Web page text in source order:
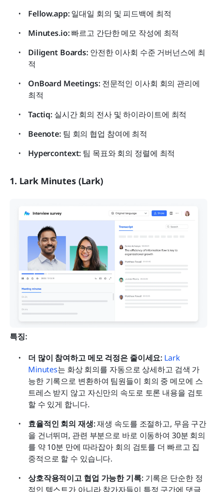
Fellow.app: 일대일 회의 및 피드백에 최적
Minutes.io: 빠르고 간단한 메모 작성에 최적
Diligent Boards: 안전한 이사회 수준 거버넌스에 최
적
OnBoard Meetings: 전문적인 이사회 회의 관리에
최적
Tactiq: 실시간 회의 전사 및 하이라이트에 최적
Beenote: 팀 회의 협업 참여에 최적
Hypercontext: 팀 목표와 회의 정렬에 최적
1. Lark Minutes (Lark)
특징:
더 많이 참여하고 메모 걱정은 줄이세요: Lark
Minutes는 화상 회의를 자동으로 상세하고 검색 가
능한 기록으로 변환하여 팀원들이 회의 중 메모에 스
트레스 받지 않고 자신만의 속도로 토론 내용을 검토
할 수 있게 합니다.
효율적인 회의 재생: 재생 속도를 조절하고, 무음 구간
을 건너뛰며, 관련 부분으로 바로 이동하여 30분 회의
를 약 10분 만에 따라잡아 회의 검토를 더 빠르고 집
중적으로 할 수 있습니다.
상호작용적이고 협업 가능한 기록: 기록은 단순한 정
적인 텍스트가 아니라 참가자들이 특정 구간에 댓글